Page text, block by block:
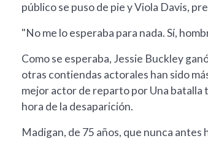
público se puso de pie y Viola Davis,
"No me lo esperaba para nada. Sí,
Como se esperaba, Jessie Buckley
otras contiendas actorales han sido
mejor actor de reparto por Una batalla
hora de la desaparición.
Madigan, de 75 años, que nunca